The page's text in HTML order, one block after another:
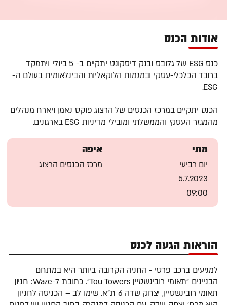
אודות הכנס
כנס ESG של גלובס ובנק דיסקונט יתקיים ב- 5 ביולי ויתמקד
ברובד הכלכלי-עסקי ובמגמות הלוקאליות והבינלאומית בעולם ה-
ESG.
הכנס יתקיים במרכז הכנסים של הרצוג פוקס נאמן ויארח מנהלים
מהמגזר העסקי והממשלתי ומובילי מדיניות ESG בארגונים.
מתי
יום רביעי
5.7.2023
09:00
איפה
מרכז הכנסים הרצוג
הוראות הגעה לכנס
למגיעים ברכב פרטי - החניה הקרובה ביותר היא במתחם
הבניינים "תאומי רובינשטיין Tou Towers". כתובת ל-Waze: חניון
תאומי רובינשטיין, יצחק שדה 6 ת"א. שימו לב – הכניסה לחניון